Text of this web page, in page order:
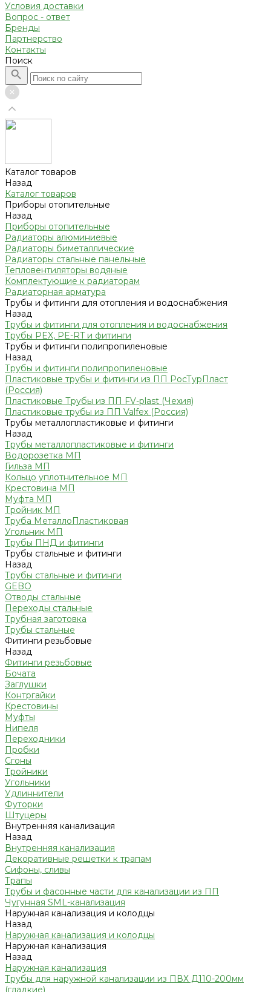
Условия доставки
Вопрос - ответ
Бренды
Партнерство
Контакты
Поиск
Каталог товаров
Назад
Каталог товаров
Приборы отопительные
Назад
Приборы отопительные
Радиаторы алюминиевые
Радиаторы биметаллические
Радиаторы стальные панельные
Тепловентиляторы водяные
Комплектующие к радиаторам
Радиаторная арматура
Трубы и фитинги для отопления и водоснабжения
Назад
Трубы и фитинги для отопления и водоснабжения
Трубы PEX, PE-RT и фитинги
Трубы и фитинги полипропиленовые
Назад
Трубы и фитинги полипропиленовые
Пластиковые трубы и фитинги из ПП РосТурПласт
(Россия)
Пластиковые Трубы из ПП FV-plast (Чехия)
Пластиковые трубы из ПП Valfex (Россия)
Трубы металлопластиковые и фитинги
Назад
Трубы металлопластиковые и фитинги
Водорозетка МП
Гильза МП
Кольцо уплотнительное МП
Крестовина МП
Муфта МП
Тройник МП
Труба МеталлоПластиковая
Угольник МП
Трубы ПНД и фитинги
Трубы стальные и фитинги
Назад
Трубы стальные и фитинги
GEBO
Отводы стальные
Переходы стальные
Трубная заготовка
Трубы стальные
Фитинги резьбовые
Назад
Фитинги резьбовые
Бочата
Заглушки
Контргайки
Крестовины
Муфты
Нипеля
Переходники
Пробки
Сгоны
Тройники
Угольники
Удлиннители
Футорки
Штуцеры
Внутренняя канализация
Назад
Внутренняя канализация
Декоративные решетки к трапам
Сифоны, сливы
Трапы
Трубы и фасонные части для канализации из ПП
Чугунная SML-канализация
Наружная канализация и колодцы
Назад
Наружная канализация и колодцы
Наружная канализация
Назад
Наружная канализация
Трубы для наружной канализации из ПВХ Д110-200мм
(гладкие)